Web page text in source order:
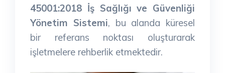
45001:2018 İş Sağlığı ve Güvenliği
Yönetim Sistemi, bu alanda küresel
bir referans noktası oluşturarak
işletmelere rehberlik etmektedir.